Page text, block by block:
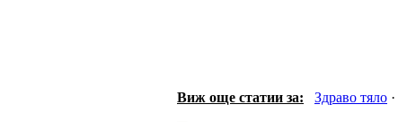
Виж още статии за: Здраво тяло ·